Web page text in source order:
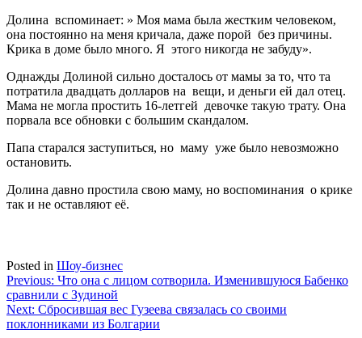
Долина вспоминает: » Моя мама была жестким человеком,
она постоянно на меня кричала, даже порой без причины.
Крика в доме было много. Я этого никогда не забуду».
Однажды Долиной сильно досталось от мамы за то, что та
потратила двадцать долларов на вещи, и деньги ей дал отец.
Мама не могла простить 16-летгей девочке такую трату. Она
порвала все обновки с большим скандалом.
Папа старался заступиться, но маму уже было невозможно
остановить.
Долина давно простила свою маму, но воспоминания о крике
так и не оставляют её.
Posted in Шоу-бизнес
Навигация
по
записям
Previous: Что она с лицом сотворила. Изменившуюся Бабенко
сравнили с Зудиной
Next: Сбросившая вес Гузеева связалась со своими
поклонниками из Болгарии